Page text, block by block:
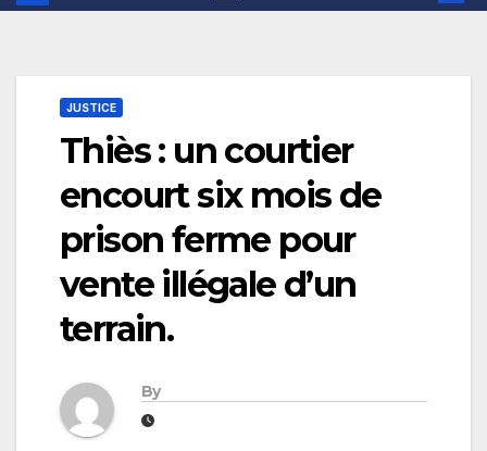
JUSTICE
Thiès : un courtier
encourt six mois de
prison ferme pour
vente illégale d’un
terrain.
By